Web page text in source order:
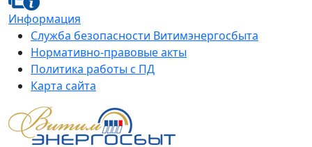
Информация
Служба безопасности Витимэнергосбыта
Нормативно-правовые акты
Политика работы с ПД
Карта сайта